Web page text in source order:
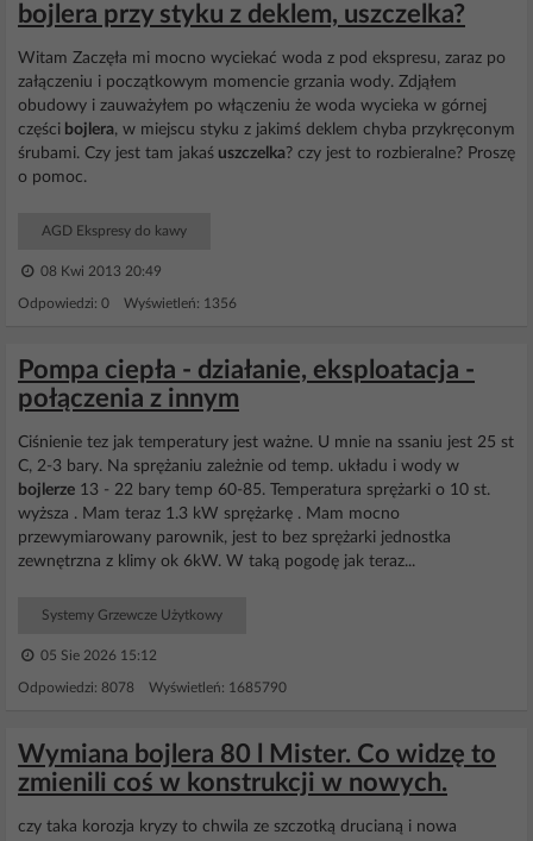
bojlera przy styku z deklem, uszczelka?
Witam Zaczęła mi mocno wyciekać woda z pod ekspresu, zaraz po
załączeniu i początkowym momencie grzania wody. Zdjąłem
obudowy i zauważyłem po włączeniu że woda wycieka w górnej
części bojlera, w miejscu styku z jakimś deklem chyba przykręconym
śrubami. Czy jest tam jakaś uszczelka? czy jest to rozbieralne? Proszę
o pomoc.
AGD Ekspresy do kawy
08 Kwi 2013 20:49
Odpowiedzi: 0 Wyświetleń: 1356
Pompa ciepła - działanie, eksploatacja -
połączenia z innym
Ciśnienie tez jak temperatury jest ważne. U mnie na ssaniu jest 25 st
C, 2-3 bary. Na sprężaniu zależnie od temp. układu i wody w
bojlerze 13 - 22 bary temp 60-85. Temperatura sprężarki o 10 st.
wyższa . Mam teraz 1.3 kW sprężarkę . Mam mocno
przewymiarowany parownik, jest to bez sprężarki jednostka
zewnętrzna z klimy ok 6kW. W taką pogodę jak teraz...
Systemy Grzewcze Użytkowy
05 Sie 2026 15:12
Odpowiedzi: 8078 Wyświetleń: 1685790
Wymiana bojlera 80 l Mister. Co widzę to
zmienili coś w konstrukcji w nowych.
czy taka korozja kryzy to chwila ze szczotką drucianą i nowa